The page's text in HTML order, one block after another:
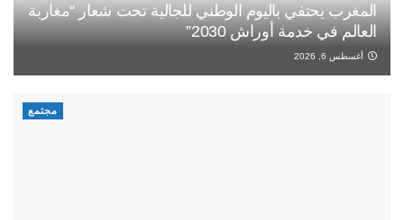
المغرب يحتفي باليوم الوطني للجالية تحت شعار “مغاربة
العالم في خدمة أوراش 2030”
أغسطس 6, 2026
مجتمع